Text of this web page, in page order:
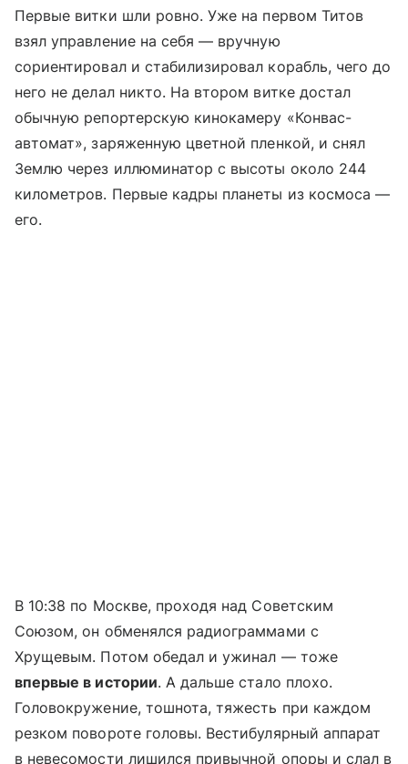
Первые витки шли ровно. Уже на первом Титов
взял управление на себя — вручную
сориентировал и стабилизировал корабль, чего до
него не делал никто. На втором витке достал
обычную репортерскую кинокамеру «Конвас-
автомат», заряженную цветной пленкой, и снял
Землю через иллюминатор с высоты около 244
километров. Первые кадры планеты из космоса —
его.
В 10:38 по Москве, проходя над Советским
Союзом, он обменялся радиограммами с
Хрущевым. Потом обедал и ужинал — тоже
впервые в истории. А дальше стало плохо.
Головокружение, тошнота, тяжесть при каждом
резком повороте головы. Вестибулярный аппарат
в невесомости лишился привычной опоры и слал в